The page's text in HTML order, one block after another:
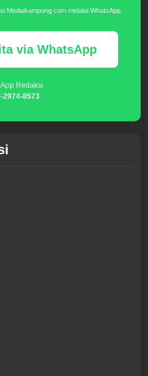
Mediakampung.com melalui WhatsApp.
via WhatsApp
Redaksi
2974-8573